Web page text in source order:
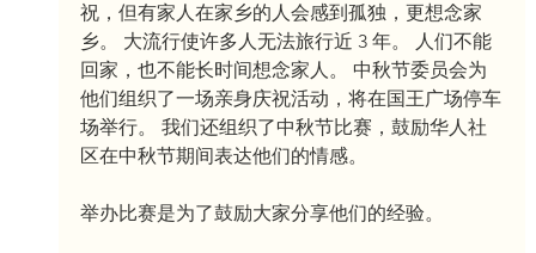
祝，但有家人在家乡的人会感到孤独，更想念家
乡。 大流行使许多人无法旅行近 3 年。 人们不能
回家，也不能长时间想念家人。 中秋节委员会为
他们组织了一场亲身庆祝活动，将在国王广场停车
场举行。 我们还组织了中秋节比赛，鼓励华人社
区在中秋节期间表达他们的情感。
举办比赛是为了鼓励大家分享他们的经验。